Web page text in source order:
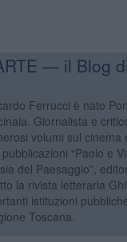
— il Blog
Ferrucci è nato
Giornalista e
volumi sul cinema
“Paolo e
del Paesaggio”,
la rivista letteraria
istituzioni
Toscana.